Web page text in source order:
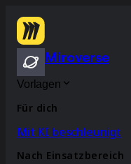
Miroverse
Vorlagen
Für dich
Mit KI beschleunigt
Nach Einsatzbereich